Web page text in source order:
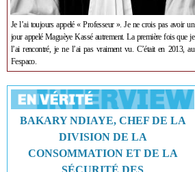
Je l’ai toujours appelé « Professeur ». Je ne crois pas avoir un
jour appelé Maguèye Kassé autrement. La première fois que je
l’ai rencontré, je ne l’ai pas vraiment vu. C’était en 2013, au
Fespaco.
BAKARY NDIAYE, CHEF DE LA
DIVISION DE LA
CONSOMMATION ET DE LA
SÉCURITÉ DES